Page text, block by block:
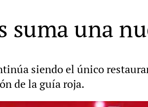
suma una
siendo el único
de la guía roja.